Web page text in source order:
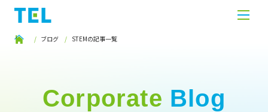
ブログ STEMの記事一覧
Corporate Blog